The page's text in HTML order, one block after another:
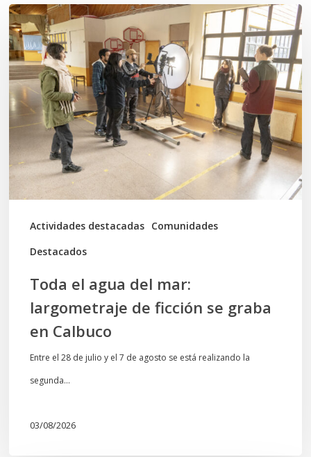
Actividades destacadas Comunidades
Destacados
Toda
el
agua
del
mar:
largometraje
de
ficción
se
graba
Toda el agua del mar:
largometraje de ficción se graba
en Calbuco
Entre el 28 de julio y el 7 de agosto se está realizando la
segunda…
03/08/2026